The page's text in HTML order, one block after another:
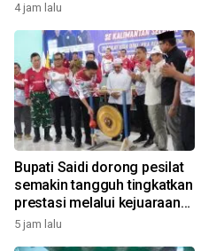
4 jam lalu
Bupati Saidi dorong pesilat
semakin tangguh tingkatkan
prestasi melalui kejuaraan
Piala Bupati
5 jam lalu